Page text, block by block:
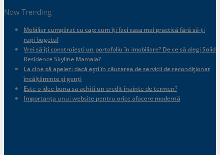
Now Trending
Mobilier cumpărat cu cap: cum îți faci casa mai practică fără să-ți
rupi bugetul
Vrei să îți construiești un portofoliu în imobiliare? De ce să alegi Solid
Residence Skyline Mamaia?
La cine să apelezi dacă ești în căutarea de servicii de recondiționat
încălțăminte și genți
Este o idee buna sa achiti un credit inainte de termen?
Importanța unui website pentru orice afacere modernă
.